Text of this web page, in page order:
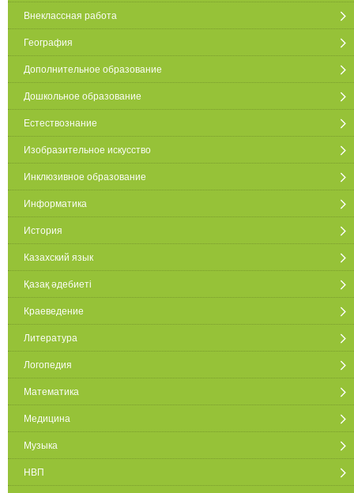
Внеклассная работа
География
Дополнительное образование
Дошкольное образование
Естествознание
Изобразительное искусство
Инклюзивное образование
Информатика
История
Казахский язык
Қазақ әдебиеті
Краеведение
Литература
Логопедия
Математика
Медицина
Музыка
НВП